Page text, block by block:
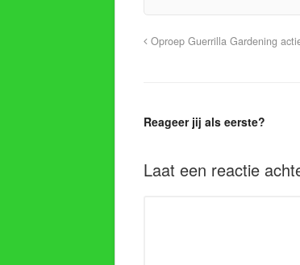
Oproep Guerrilla Gardening
Reageer jij als eerste?
Laat een reactie